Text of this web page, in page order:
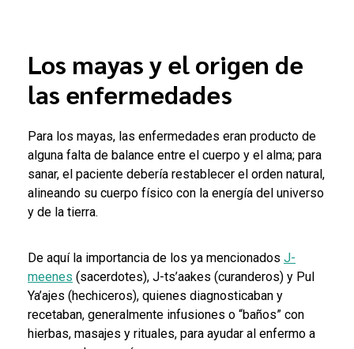
Los mayas y el origen de
las enfermedades
Para los mayas, las enfermedades eran producto de
alguna falta de balance entre el cuerpo y el alma; para
sanar, el paciente debería restablecer el orden natural,
alineando su cuerpo físico con la energía del universo
y de la tierra.
De aquí la importancia de los ya mencionados J-
meenes (sacerdotes), J-ts’aakes (curanderos) y Pul
Ya’ajes (hechiceros), quienes diagnosticaban y
recetaban, generalmente infusiones o “baños” con
hierbas, masajes y rituales, para ayudar al enfermo a